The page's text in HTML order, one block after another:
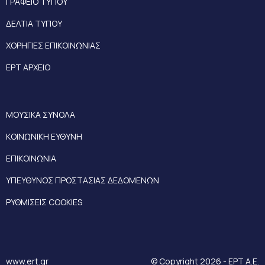
ΔΕΛΤΙΑ ΤΥΠΟΥ
ΧΟΡΗΓΙΕΣ ΕΠΙΚΟΙΝΩΝΙΑΣ
ΕΡΤ ΑΡΧΕΙΟ
ΜΟΥΣΙΚΑ ΣΥΝΟΛΑ
ΚΟΙΝΩΝΙΚΗ ΕΥΘΥΝΗ
ΕΠΙΚΟΙΝΩΝΙΑ
ΥΠΕΥΘΥΝΟΣ ΠΡΟΣΤΑΣΙΑΣ ΔΕΔΟΜΕΝΩΝ
ΡΥΘΜΙΣΕΙΣ COOKIES
www.ert.gr © Copyright 2026 - ΕΡΤ Α.Ε.